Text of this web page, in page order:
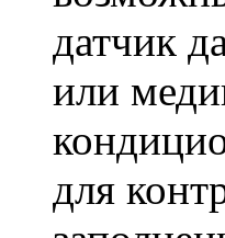
датчик
или
для